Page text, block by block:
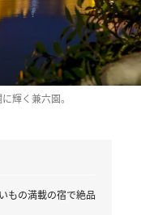
輝く兼六園。
もの満載の宿で絶品